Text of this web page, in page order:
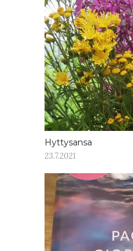
Hyttysansa
23.7.2021